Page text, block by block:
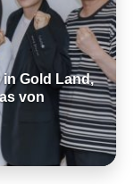
Gold Land,
von